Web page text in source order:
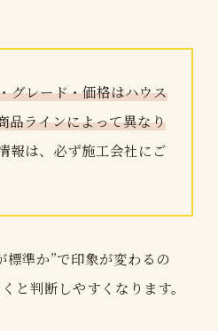
グレード・価格はハウス
品ラインによって異なり
報は、必ず施工会社にご
標準か”で印象が変わるの
と判断しやすくなります。